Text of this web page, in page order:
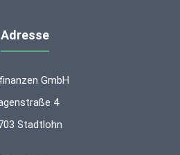
Adresse
GmbH
4
Stadtlohn